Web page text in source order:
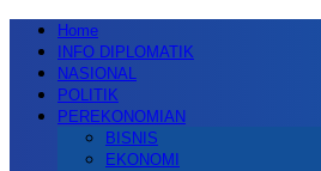
Home
INFO DIPLOMATIK
NASIONAL
POLITIK
PEREKONOMIAN
BISNIS
EKONOMI